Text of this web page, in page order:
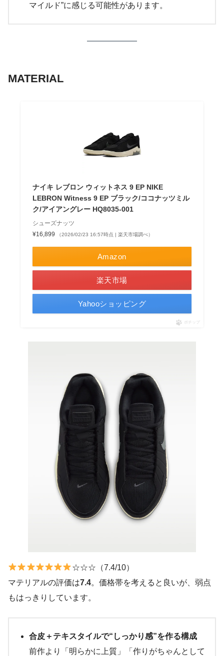
マイルド”に感じる可能性があります。
MATERIAL
ナイキ レブロン ウィットネス 9 EP NIKE
LEBRON Witness 9 EP ブラック/ココナッツミル
ク/アイアングレー HQ8035-001
シューズナッツ
¥16,899
（2026/02/23 16:57時点 | 楽天市場調べ）
Amazon
楽天市場
Yahooショッピング
ポチップ
☆☆☆（7.4/10）
マテリアルの評価は7.4。価格帯を考えると良いが、弱点
もはっきりしています。
合皮＋テキスタイルで“しっかり感”を作る構成
前作より「明らかに上質」「作りがちゃんとして